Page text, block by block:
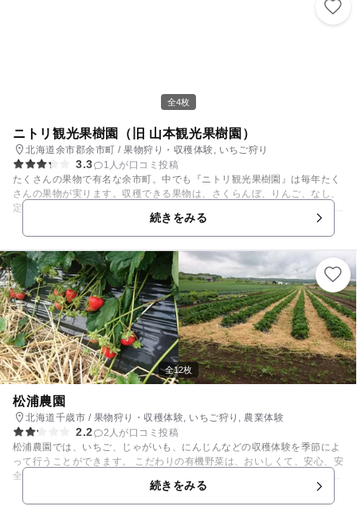
全4枚
ニトリ観光果樹園（旧 山本観光果樹園）
北海道余市郡余市町 / 果物狩り・収穫体験, いちご狩り
3.3
1人が口コミ投稿
たくさんの果物で有名な余市町。中でも『ニトリ観光果樹園』は毎年たく
さんの果物が実ります。収穫できる果物は、さくらんぼ、りんご、なし、
定番ものから変り種のブルーベリーもありますよ。 たくさん収穫して遊ん
だあとは、センターハウスでの食事も可能です。小さなお子様がいてもこ
ちらで食事や休憩できるのでうれしいですね。ジュースやジャムなどのお
土産販売、くだものの即売などもおこなっているので、お土産選びもでき
ますよ。 【フルーツ狩り開園期間】 ●いちご…6月末～苺がなくなり次第
終了 ●さくらんぼ…7月上旬～8月上旬 ●プラム…8月上旬～9月上旬 ●も
も…8月中旬～9月中旬 ●ぶどう…9月上旬～11月初め ●りんご…12月初め
～1月下旬(ふじほか) ●和なし…9月上旬～10月下旬 ●洋なし…9月上旬～1
1月上旬 ●プルーン…8月下旬～10月上旬 ●ネクタリン…8月末～9月上旬 ●
くるみ…10月下旬～11月下旬 ●くり…9月末～10月中旬
続きをみる
全12枚
松浦農園
北海道千歳市 / 果物狩り・収穫体験, いちご狩り, 農業体験
2.2
2人が口コミ投稿
松浦農園では、いちご、じゃがいも、にんじんなどの収穫体験を季節によ
って行うことができます。 こだわりの有機野菜は、おいしくて、安心、安
全です。自分で収穫した野菜を食べるのは、お子様にとってもいい思い出
になりそうですね。自家製梅干し、自家製漬物、放し飼いのニワトリのた
まごなども販売されています。 また、うさぎ小屋が併設されており、お子
続きをみる